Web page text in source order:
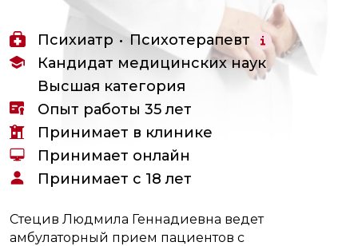
Психиатр
Психотерапевт
Кандидат медицинских наук
Высшая категория
Опыт работы 35 лет
Принимает в клинике
Принимает онлайн
Принимает c 18 лет
Стецив Людмила Геннадиевна ведет
амбулаторный прием пациентов с